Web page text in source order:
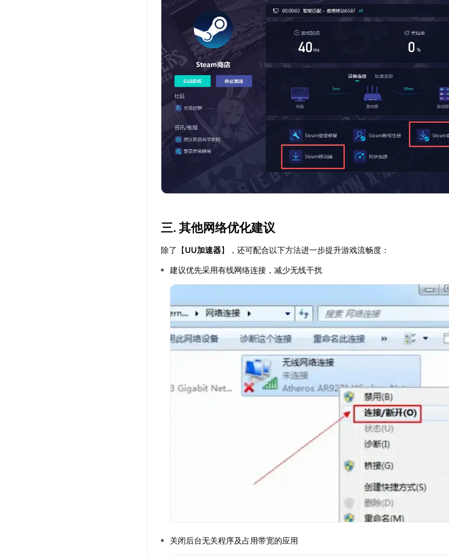
三. 其他网络优化建议
除了【UU加速器】，还可配合以下方法进一步提升游戏流畅度：
建议优先采用有线网络连接，减少无线干扰
关闭后台无关程序及占用带宽的应用